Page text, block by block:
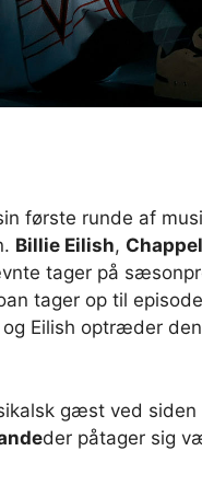
første runde af
Billie Eilish,
tager på
tager op til
Eilish optræder
gæst ved
der påtager sig